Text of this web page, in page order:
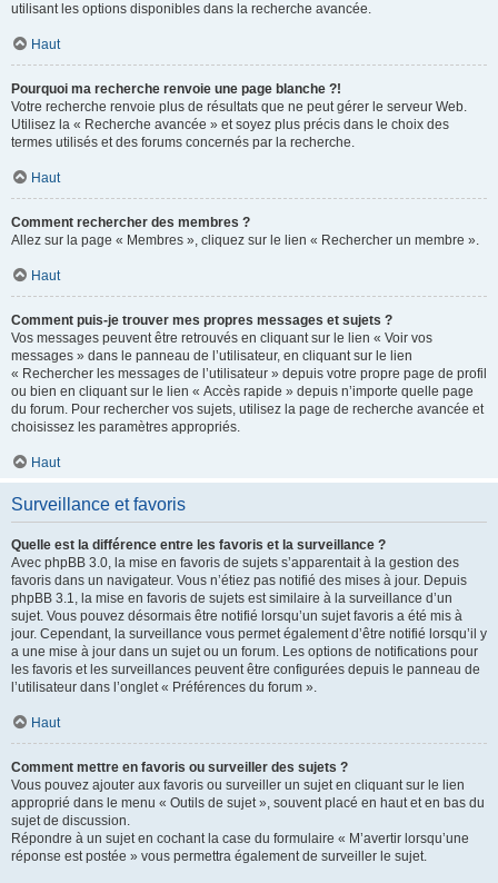
utilisant les options disponibles dans la recherche avancée.
Haut
Pourquoi ma recherche renvoie une page blanche ?!
Votre recherche renvoie plus de résultats que ne peut gérer le serveur Web.
Utilisez la « Recherche avancée » et soyez plus précis dans le choix des
termes utilisés et des forums concernés par la recherche.
Haut
Comment rechercher des membres ?
Allez sur la page « Membres », cliquez sur le lien « Rechercher un membre ».
Haut
Comment puis-je trouver mes propres messages et sujets ?
Vos messages peuvent être retrouvés en cliquant sur le lien « Voir vos
messages » dans le panneau de l’utilisateur, en cliquant sur le lien
« Rechercher les messages de l’utilisateur » depuis votre propre page de profil
ou bien en cliquant sur le lien « Accès rapide » depuis n’importe quelle page
du forum. Pour rechercher vos sujets, utilisez la page de recherche avancée et
choisissez les paramètres appropriés.
Haut
Surveillance et favoris
Quelle est la différence entre les favoris et la surveillance ?
Avec phpBB 3.0, la mise en favoris de sujets s’apparentait à la gestion des
favoris dans un navigateur. Vous n’étiez pas notifié des mises à jour. Depuis
phpBB 3.1, la mise en favoris de sujets est similaire à la surveillance d’un
sujet. Vous pouvez désormais être notifié lorsqu’un sujet favoris a été mis à
jour. Cependant, la surveillance vous permet également d’être notifié lorsqu’il y
a une mise à jour dans un sujet ou un forum. Les options de notifications pour
les favoris et les surveillances peuvent être configurées depuis le panneau de
l’utilisateur dans l’onglet « Préférences du forum ».
Haut
Comment mettre en favoris ou surveiller des sujets ?
Vous pouvez ajouter aux favoris ou surveiller un sujet en cliquant sur le lien
approprié dans le menu « Outils de sujet », souvent placé en haut et en bas du
sujet de discussion.
Répondre à un sujet en cochant la case du formulaire « M’avertir lorsqu’une
réponse est postée » vous permettra également de surveiller le sujet.